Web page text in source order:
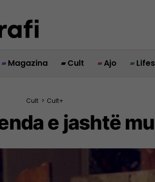
Magazina Cult Ajo
Cult > Cult+
e jashtë